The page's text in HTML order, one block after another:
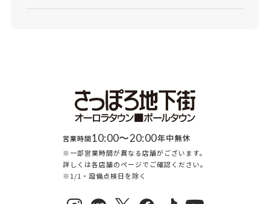
営業時間10:00〜20:00年中無休
※一部営業時間が異なる店舗がございます。
詳しくは各店舗のページでご確認ください。
※1/1・設備点検日を除く